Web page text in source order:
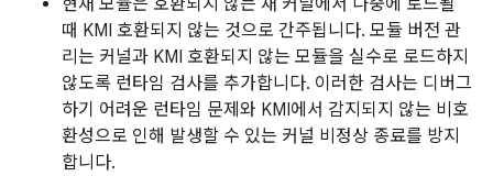
현재 모듈은 호환되지 않는 새 커널에서 나중에 로드될
때 KMI 호환되지 않는 것으로 간주됩니다. 모듈 버전 관
리는 커널과 KMI 호환되지 않는 모듈을 실수로 로드하지
않도록 런타임 검사를 추가합니다. 이러한 검사는 디버그
하기 어려운 런타임 문제와 KMI에서 감지되지 않는 비호
환성으로 인해 발생할 수 있는 커널 비정상 종료를 방지
합니다.